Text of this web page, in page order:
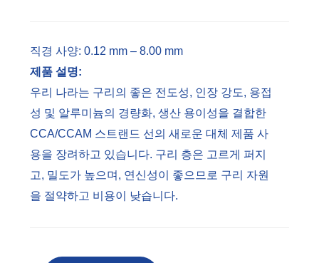
직경 사양: 0.12 mm – 8.00 mm
제품 설명:
우리 나라는 구리의 좋은 전도성, 인장 강도, 용접
성 및 알루미늄의 경량화, 생산 용이성을 결합한
CCA/CCAM 스트랜드 선의 새로운 대체 제품 사
용을 장려하고 있습니다. 구리 층은 고르게 퍼지
고, 밀도가 높으며, 연신성이 좋으므로 구리 자원
을 절약하고 비용이 낮습니다.